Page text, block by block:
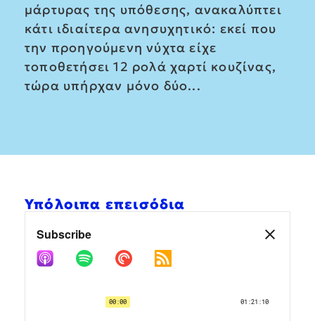
μάρτυρας της υπόθεσης, ανακαλύπτει
κάτι ιδιαίτερα ανησυχητικό: εκεί που
την προηγούμενη νύχτα είχε
τοποθετήσει 12 ρολά χαρτί κουζίνας,
τώρα υπήρχαν μόνο δύο...
Υπόλοιπα επεισόδια